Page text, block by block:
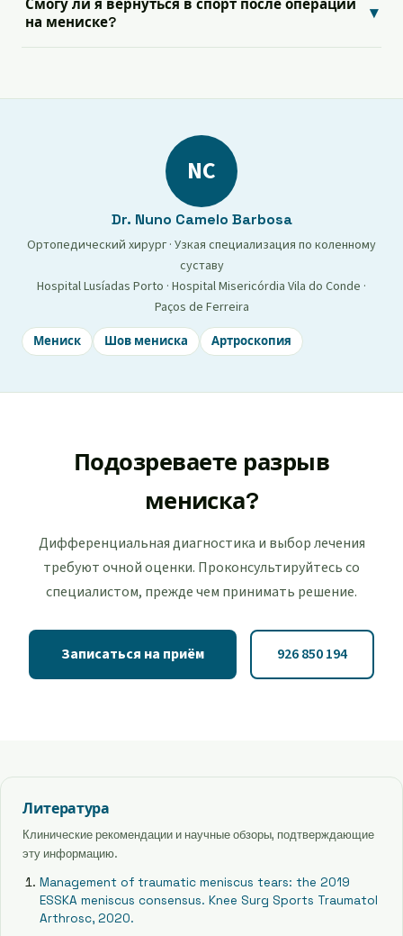
Смогу ли я вернуться в спорт после операции
на мениске?
▾
NC
Dr. Nuno Camelo Barbosa
Ортопедический хирург · Узкая специализация по коленному
суставу
Hospital Lusíadas Porto · Hospital Misericórdia Vila do Conde ·
Paços de Ferreira
Мениск Шов мениска Артроскопия
Подозреваете разрыв
мениска?
Дифференциальная диагностика и выбор лечения
требуют очной оценки. Проконсультируйтесь со
специалистом, прежде чем принимать решение.
Записаться на приём 926 850 194
Литература
Клинические рекомендации и научные обзоры, подтверждающие
эту информацию.
Management of traumatic meniscus tears: the 2019
ESSKA meniscus consensus. Knee Surg Sports Traumatol
Arthrosc, 2020.